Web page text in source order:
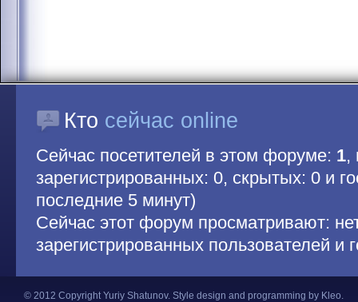
Кто сейчас online
Сейчас посетителей в этом форуме: 1,
зарегистрированных: 0, скрытых: 0 и
последние 5 минут)
Сейчас этот форум просматривают:
зарегистрированных пользователей и
© 2012 Copyright Yuriy Shatunov. Style design and programming by Kleo.